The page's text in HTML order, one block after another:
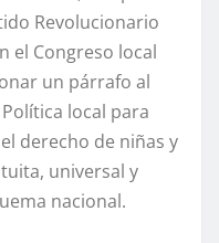
Revolucionario
el Congreso local
un párrafo al
local para
derecho de niñas y
universal y
nacional.